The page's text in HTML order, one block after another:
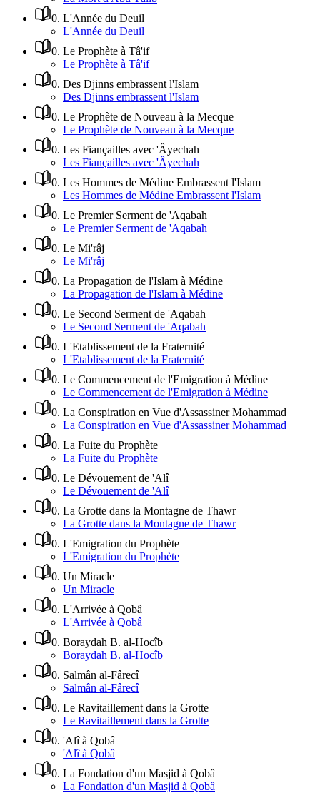
0. L'Année du Deuil
L'Année du Deuil
0. Le Prophète à Tâ'if
Le Prophète à Tâ'if
0. Des Djinns embrassent l'Islam
Des Djinns embrassent l'Islam
0. Le Prophète de Nouveau à la Mecque
Le Prophète de Nouveau à la Mecque
0. Les Fiançailles avec 'Âyechah
Les Fiançailles avec 'Âyechah
0. Les Hommes de Médine Embrassent l'Islam
Les Hommes de Médine Embrassent l'Islam
0. Le Premier Serment de 'Aqabah
Le Premier Serment de 'Aqabah
0. Le Mi'râj
Le Mi'râj
0. La Propagation de l'Islam à Médine
La Propagation de l'Islam à Médine
0. Le Second Serment de 'Aqabah
Le Second Serment de 'Aqabah
0. L'Etablissement de la Fraternité
L'Etablissement de la Fraternité
0. Le Commencement de l'Emigration à Médine
Le Commencement de l'Emigration à Médine
0. La Conspiration en Vue d'Assassiner Mohammad
La Conspiration en Vue d'Assassiner Mohammad
0. La Fuite du Prophète
La Fuite du Prophète
0. Le Dévouement de 'Alî
Le Dévouement de 'Alî
0. La Grotte dans la Montagne de Thawr
La Grotte dans la Montagne de Thawr
0. L'Emigration du Prophète
L'Emigration du Prophète
0. Un Miracle
Un Miracle
0. L'Arrivée à Qobâ
L'Arrivée à Qobâ
0. Boraydah B. al-Hocîb
Boraydah B. al-Hocîb
0. Salmân al-Fârecî
Salmân al-Fârecî
0. Le Ravitaillement dans la Grotte
Le Ravitaillement dans la Grotte
0. 'Alî à Qobâ
'Alî à Qobâ
0. La Fondation d'un Masjid à Qobâ
La Fondation d'un Masjid à Qobâ